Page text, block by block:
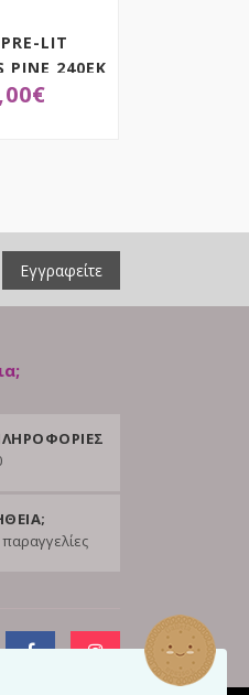
LIT
PINE 240EK
LED
€
Εγγραφείτε